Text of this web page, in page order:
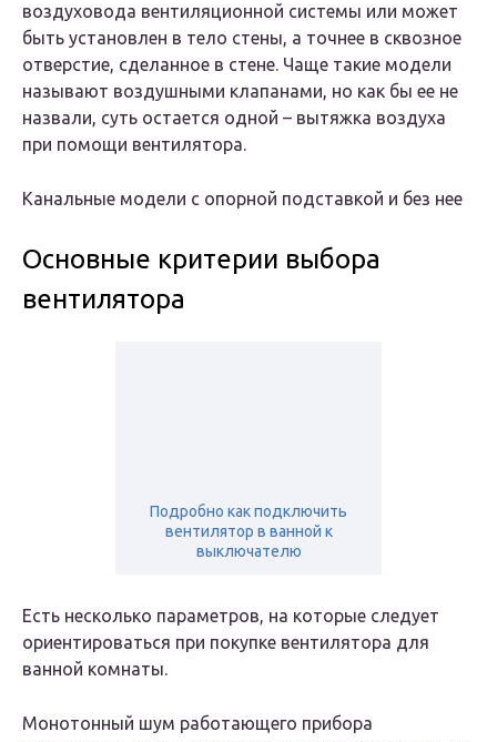
воздуховода вентиляционной системы или может
быть установлен в тело стены, а точнее в сквозное
отверстие, сделанное в стене. Чаще такие модели
называют воздушными клапанами, но как бы ее не
назвали, суть остается одной – вытяжка воздуха
при помощи вентилятора.
Канальные модели с опорной подставкой и без нее
Основные критерии выбора
вентилятора
Подробно как подключить
вентилятор в ванной к
выключателю
Есть несколько параметров, на которые следует
ориентироваться при покупке вентилятора для
ванной комнаты.
Монотонный шум работающего прибора